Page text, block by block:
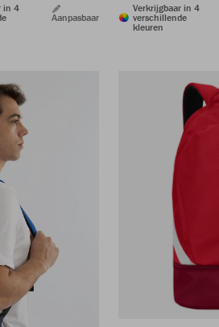
in 4
Aanpasbaar
Verkrijgbaar in 4
verschillende
kleuren